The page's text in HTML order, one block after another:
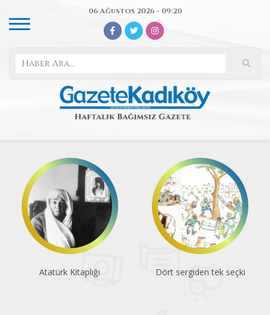
06 Ağustos 2026 - 09:20
Atatürk Kitaplığı Dört sergiden tek seçki